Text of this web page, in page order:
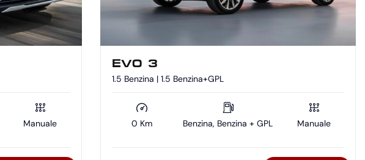
Manuale
EVO 3
1.5 Benzina | 1.5 Benzina+GPL
0 Km Benzina, Benzina + GPL Manuale